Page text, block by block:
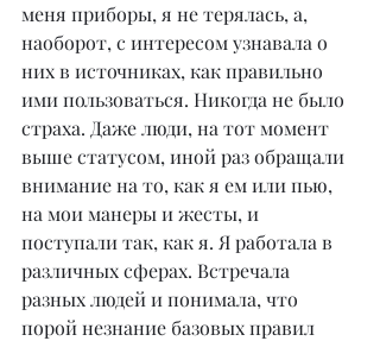
меня приборы, я не терялась, а,
наоборот, с интересом узнавала о
них в источниках, как правильно
ими пользоваться. Никогда не было
страха. Даже люди, на тот момент
выше статусом, иной раз обращали
внимание на то, как я ем или пью,
на мои манеры и жесты, и
поступали так, как я. Я работала в
различных сферах. Встречала
разных людей и понимала, что
порой незнание базовых правил